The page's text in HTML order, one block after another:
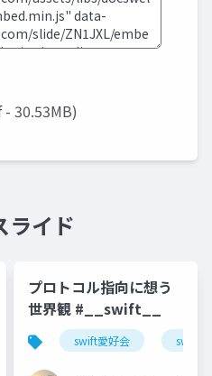
30.53MB)
ライド
プロトコル指向に想う
世界観 #__swift__
swift愛好会 swift